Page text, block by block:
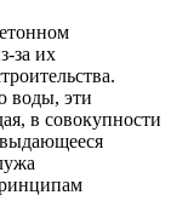
за их
воды, эти
в совокупности